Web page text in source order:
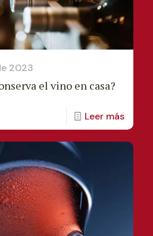
2023
el vino en casa?
Leer más